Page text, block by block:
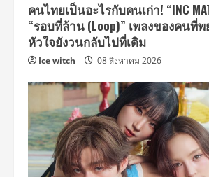
คนไทยเป็นอะไรกับคนเก่า! “INC
“รอบที่ล้าน (Loop)” เพลงของคนที่
หัวใจยังวนกลับไปที่เดิม
Ice witch 08 สิงหาคม 2026